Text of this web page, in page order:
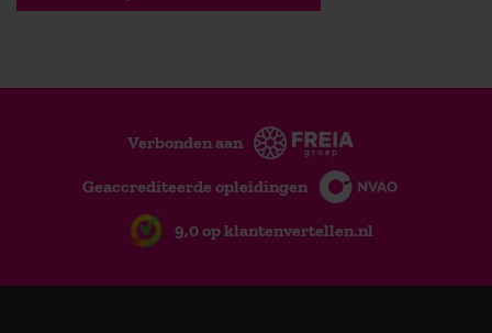
Verbonden aan
Geaccrediteerde opleidingen
9,0 op klantenvertellen.nl